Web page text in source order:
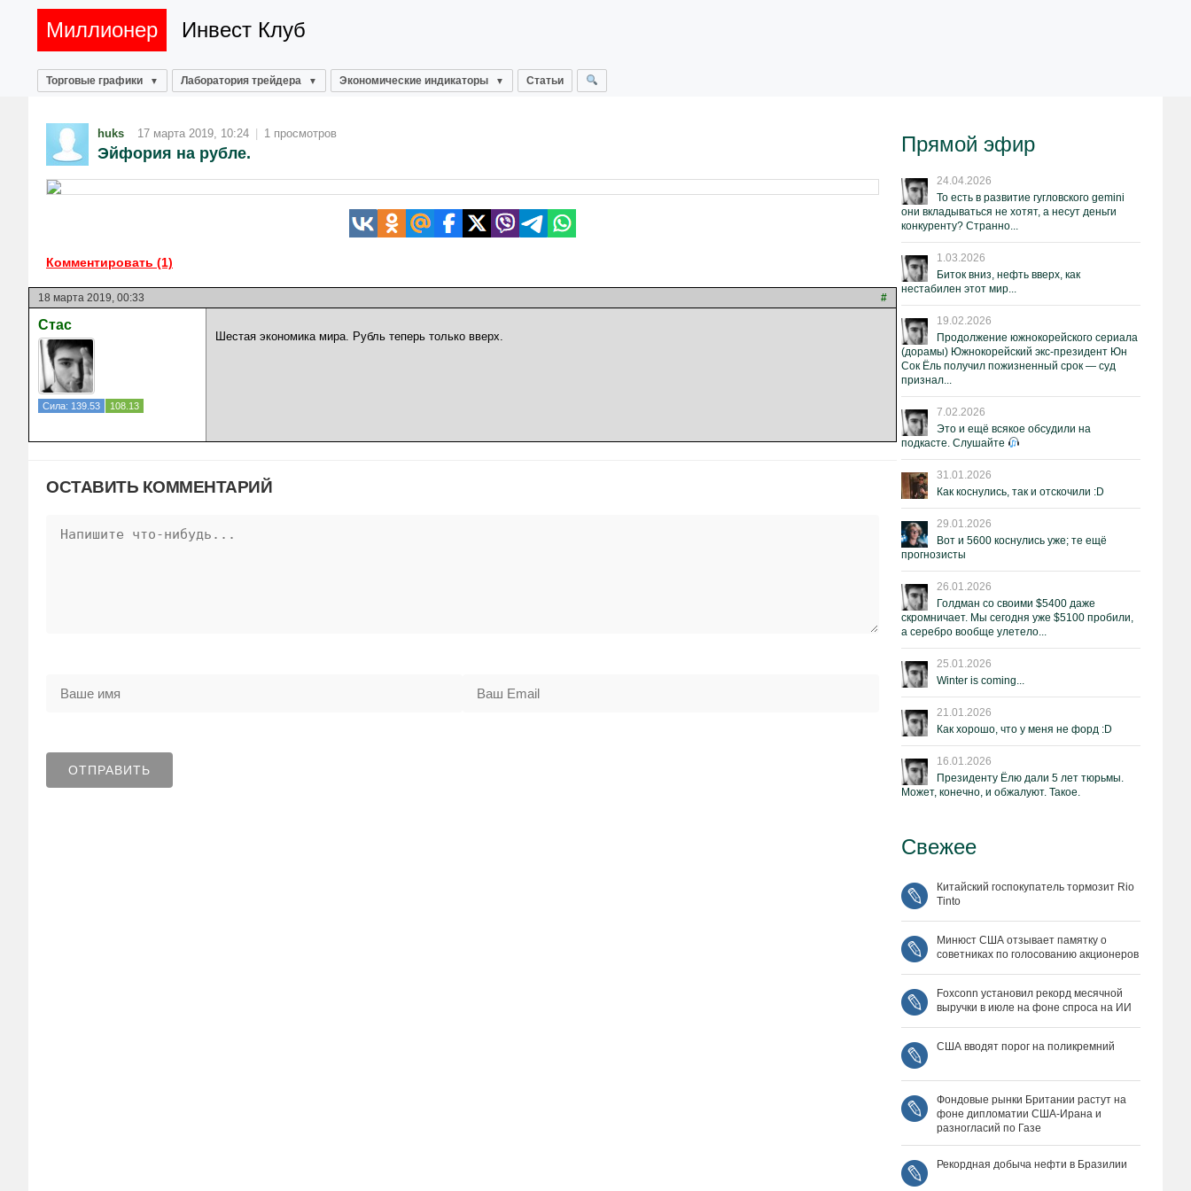
Миллионер Инвест Клуб
Торговые графики Лаборатория трейдера Экономические индикаторы Статьи
huks 17 марта 2019, 10:24 | 1 просмотров
Эйфория на рубле.
Комментировать (1)
18 марта 2019, 00:33 #
Стас
Сила: 139.53 108.13
Шестая экономика мира. Рубль теперь только вверх.
ОСТАВИТЬ КОММЕНТАРИЙ
Прямой эфир
24.04.2026
То есть в развитие гугловского gemini
они вкладываться не хотят, а несут деньги
конкуренту? Странно...
1.03.2026
Биток вниз, нефть вверх, как
нестабилен этот мир...
19.02.2026
Продолжение южнокорейского сериала
(дорамы) Южнокорейский экс-президент Юн
Сок Ёль получил пожизненный срок — суд
признал...
7.02.2026
Это и ещё всякое обсудили на
подкасте. Слушайте
31.01.2026
Как коснулись, так и отскочили :D
29.01.2026
Вот и 5600 коснулись уже; те ещё
прогнозисты
26.01.2026
Голдман со своими $5400 даже
скромничает. Мы сегодня уже $5100 пробили,
а серебро вообще улетело...
25.01.2026
Winter is coming...
21.01.2026
Как хорошо, что у меня не форд :D
16.01.2026
Президенту Ёлю дали 5 лет тюрьмы.
Может, конечно, и обжалуют. Такое.
Свежее
Китайский госпокупатель тормозит Rio
Tinto
Минюст США отзывает памятку о
советниках по голосованию акционеров
Foxconn установил рекорд месячной
выручки в июле на фоне спроса на ИИ
США вводят порог на поликремний
Фондовые рынки Британии растут на
фоне дипломатии США‑Ирана и
разногласий по Газе
Рекордная добыча нефти в Бразилии